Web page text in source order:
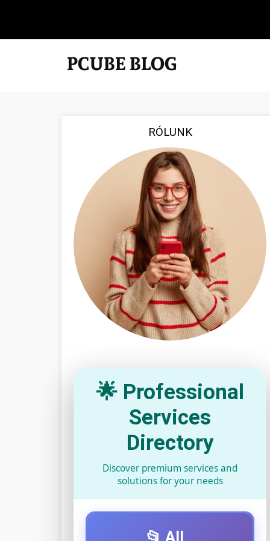
RÓLUNK
🌟 Professional
Services
Directory
Discover premium services and
solutions for your needs
📂 All